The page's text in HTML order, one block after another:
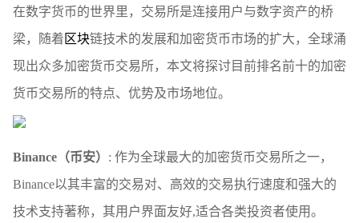
在数字货币的世界里，交易所是连接用户与数字资产的桥
梁，随着 区块链技术的发展和加密货币市场的扩大，全球涌
现出众多加密货币交易所，本文将探讨目前排名前十的加密
货币交易所的特点、优势及市场地位。
Binance（币安） : 作为全球最大的加密货币交易所之一，
Binance以其丰富的交易对、高效的交易执行速度和强大的
技术支持著称，其用户界面友好,适合各类投资者使用。